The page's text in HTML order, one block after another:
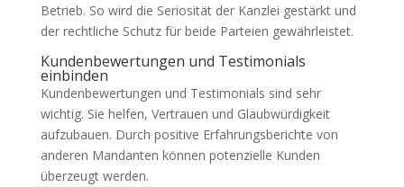
Betrieb. So wird die Seriosität der Kanzlei gestärkt und
der rechtliche Schutz für beide Parteien gewährleistet.
Kundenbewertungen und Testimonials
einbinden
Kundenbewertungen und Testimonials sind sehr
wichtig. Sie helfen, Vertrauen und Glaubwürdigkeit
aufzubauen. Durch positive Erfahrungsberichte von
anderen Mandanten können potenzielle Kunden
überzeugt werden.